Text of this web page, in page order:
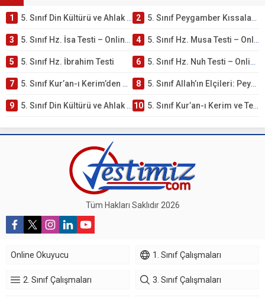
1 5. Sınıf Din Kültürü ve Ahlak Bilgisi 4. Ünite: Peygamber Kıssaları Çalışmaları 2 5. Sınıf Peygamber Kıssaları Ünite Testi – Online Çöz
3 5. Sınıf Hz. İsa Testi – Online Çöz 4 5. Sınıf Hz. Musa Testi – Online Çöz
5 5. Sınıf Hz. İbrahim Testi 6 5. Sınıf Hz. Nuh Testi – Online Çöz
7 5. Sınıf Kur’an-ı Kerim’den Öğütler – Peygamber Kıssaları Testi – Online Çöz 8 5. Sınıf Allah’ın Elçileri: Peygamberler Testi – Online Çöz
9 5. Sınıf Din Kültürü ve Ahlak Bilgisi 3. Ünite: Kur’an-ı Kerim Çalışmaları 10 5. Sınıf Kur’an-ı Kerim ve Temel Özellikleri Testi – Online Çöz
Tüm Hakları Saklıdır 2026
Online Okuyucu 1. Sınıf Çalışmaları
2. Sınıf Çalışmaları 3. Sınıf Çalışmaları